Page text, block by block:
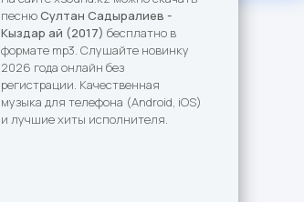
песнюСултан Садыралиев -
Кыздар ай (2017) бесплатно в
формате mp3. Слушайте новинку
2026 года онлайн без
регистрации. Качественная
музыка для телефона (Android, iOS)
и лучшие хиты исполнителя.